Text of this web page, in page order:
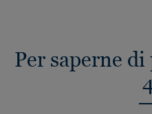
Per saperne di